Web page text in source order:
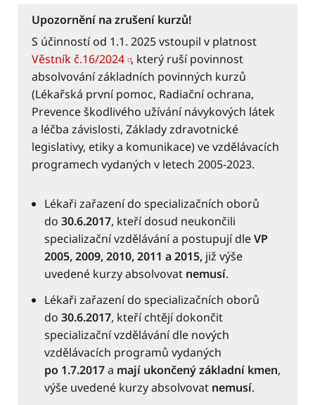
Upozornění na zrušení kurzů!
S účinností od 1.1. 2025 vstoupil v platnost
Věstník č.16/2024 , který ruší povinnost
absolvování základních povinných kurzů
(Lékařská první pomoc, Radiační ochrana,
Prevence škodlivého užívání návykových látek
a léčba závislosti, Základy zdravotnické
legislativy, etiky a komunikace) ve vzdělávacích
programech vydaných v letech 2005-2023.
Lékaři zařazení do specializačních oborů
do 30.6.2017, kteří dosud neukončili
specializační vzdělávání a postupují dleVP
2005, 2009, 2010, 2011 a 2015, již výše
uvedené kurzy absolvovat nemusí.
Lékaři zařazení do specializačních oborů
do 30.6.2017, kteří chtějí dokončit
specializační vzdělávání dle nových
vzdělávacích programů vydaných
po 1.7.2017a mají ukončený základní kmen,
výše uvedené kurzy absolvovat nemusí.